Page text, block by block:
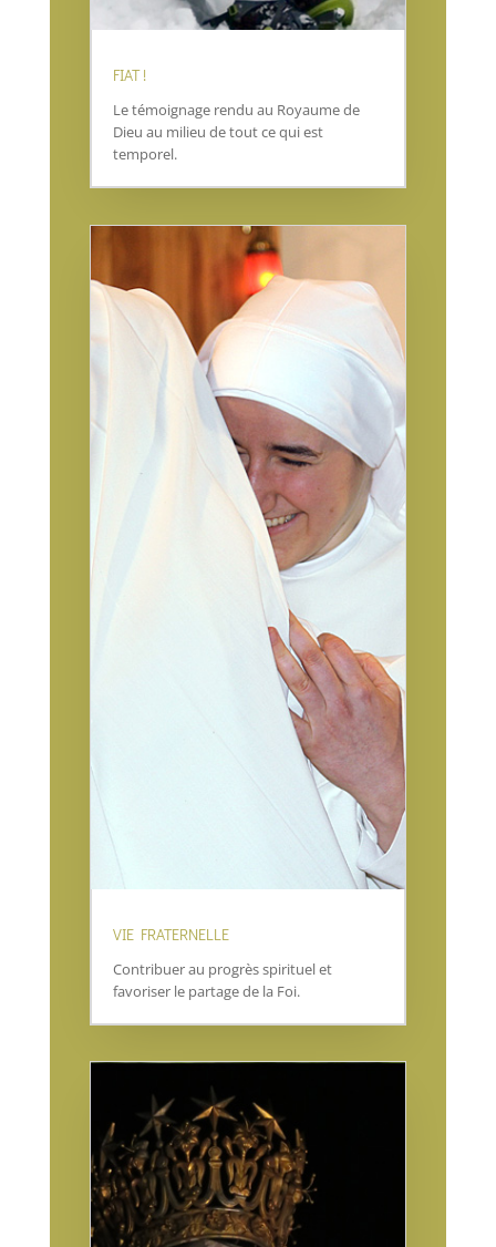
FIAT !
Le témoignage rendu au Royaume de
Dieu au milieu de tout ce qui est
temporel.
VIE FRATERNELLE
Contribuer au progrès spirituel et
favoriser le partage de la Foi.